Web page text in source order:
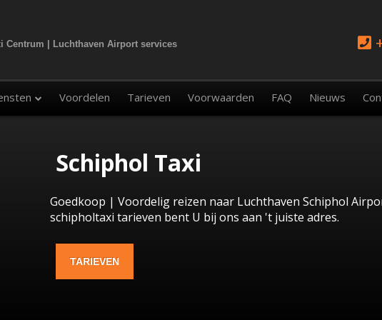
Centrum | Luchthaven Airport services
Voordelen Tarieven Voorwaarden FAQ Nieuws
Schiphol Taxi
Goedkoop | Voordelig reizen naar Luchthaven Schiphol Airport.
schipholtaxi tarieven bent U bij ons aan 't juiste adres.
TARIEVEN